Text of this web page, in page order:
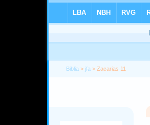
Biblia > jfa > Zacarias 11